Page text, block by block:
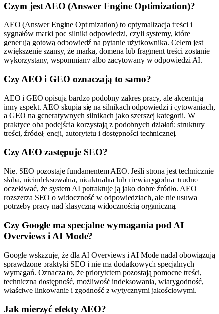
Czym jest AEO (Answer Engine Optimization)?
AEO (Answer Engine Optimization) to optymalizacja treści i
sygnałów marki pod silniki odpowiedzi, czyli systemy, które
generują gotową odpowiedź na pytanie użytkownika. Celem jest
zwiększenie szansy, że marka, domena lub fragment treści zostanie
wykorzystany, wspomniany albo zacytowany w odpowiedzi AI.
Czy AEO i GEO oznaczają to samo?
AEO i GEO opisują bardzo podobny zakres pracy, ale akcentują
inny aspekt. AEO skupia się na silnikach odpowiedzi i cytowaniach,
a GEO na generatywnych silnikach jako szerszej kategorii. W
praktyce oba podejścia korzystają z podobnych działań: struktury
treści, źródeł, encji, autorytetu i dostępności technicznej.
Czy AEO zastępuje SEO?
Nie. SEO pozostaje fundamentem AEO. Jeśli strona jest technicznie
słaba, nieindeksowalna, nieaktualna lub niewiarygodna, trudno
oczekiwać, że system AI potraktuje ją jako dobre źródło. AEO
rozszerza SEO o widoczność w odpowiedziach, ale nie usuwa
potrzeby pracy nad klasyczną widocznością organiczną.
Czy Google ma specjalne wymagania pod AI
Overviews i AI Mode?
Google wskazuje, że dla AI Overviews i AI Mode nadal obowiązują
sprawdzone praktyki SEO i nie ma dodatkowych specjalnych
wymagań. Oznacza to, że priorytetem pozostają pomocne treści,
techniczna dostępność, możliwość indeksowania, wiarygodność,
właściwe linkowanie i zgodność z wytycznymi jakościowymi.
Jak mierzyć efekty AEO?